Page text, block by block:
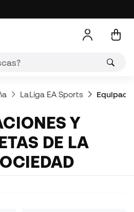
LaLiga EA Sports
DE LA